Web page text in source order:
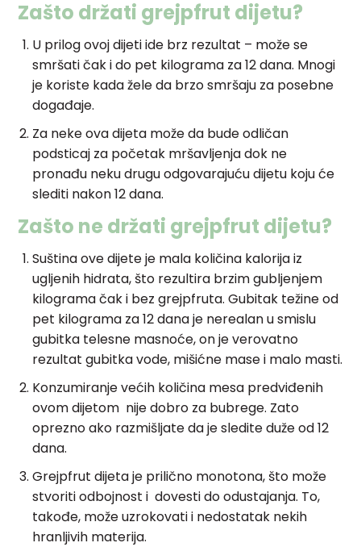
Zašto držati grejpfrut dijetu?
U prilog ovoj dijeti ide brz rezultat – može se
smršati čak i do pet kilograma za 12 dana. Mnogi
je koriste kada žele da brzo smršaju za posebne
događaje.
Za neke ova dijeta može da bude odličan
podsticaj za početak mršavljenja dok ne
pronađu neku drugu odgovarajuću dijetu koju će
slediti nakon 12 dana.
Zašto ne držati grejpfrut dijetu?
Suština ove dijete je mala količina kalorija iz
ugljenih hidrata, što rezultira brzim gubljenjem
kilograma čak i bez grejpfruta. Gubitak težine od
pet kilograma za 12 dana je nerealan u smislu
gubitka telesne masnoće, on je verovatno
rezultat gubitka vode, mišićne mase i malo masti.
Konzumiranje većih količina mesa predviđenih
ovom dijetom nije dobro za bubrege. Zato
oprezno ako razmišljate da je sledite duže od 12
dana.
Grejpfrut dijeta je prilično monotona, što može
stvoriti odbojnost i dovesti do odustajanja. To,
takođe, može uzrokovati i nedostatak nekih
hranljivih materija.